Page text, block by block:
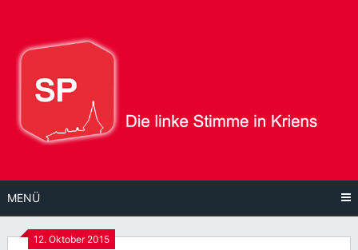
Inhalt
MENÜ
12. Oktober 2015